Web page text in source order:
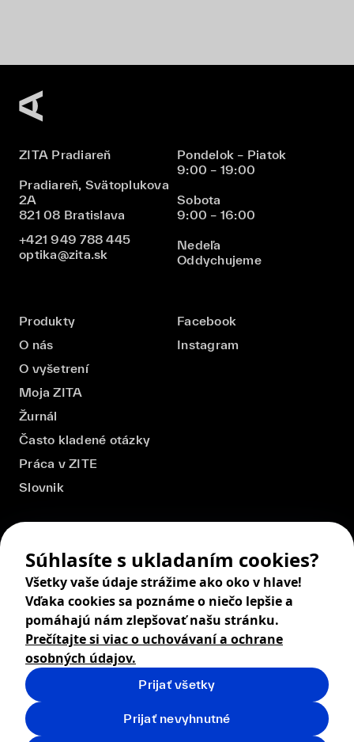
ZITA Pradiareň
Pradiareň, Svätoplukova
2A
821 08 Bratislava
+421 949 788 445
optika@zita.sk
Pondelok – Piatok
9:00 – 19:00
Sobota
9:00 – 16:00
Nedeľa
Oddychujeme
Produkty
O nás
O vyšetrení
Moja ZITA
Žurnál
Často kladené otázky
Práca v ZITE
Slovnik
Facebook
Instagram
© 2026 ZITA, design by khn office,
Digital products by
Súhlasíte s ukladaním cookies?
Všetky vaše údaje strážime ako oko v hlave!
Vďaka cookies sa poznáme o niečo lepšie a
pomáhajú nám zlepšovať našu stránku.
Prečítajte si viac o uchovávaní a ochrane
osobných údajov.
Prijať všetky
Prijať nevyhnutné